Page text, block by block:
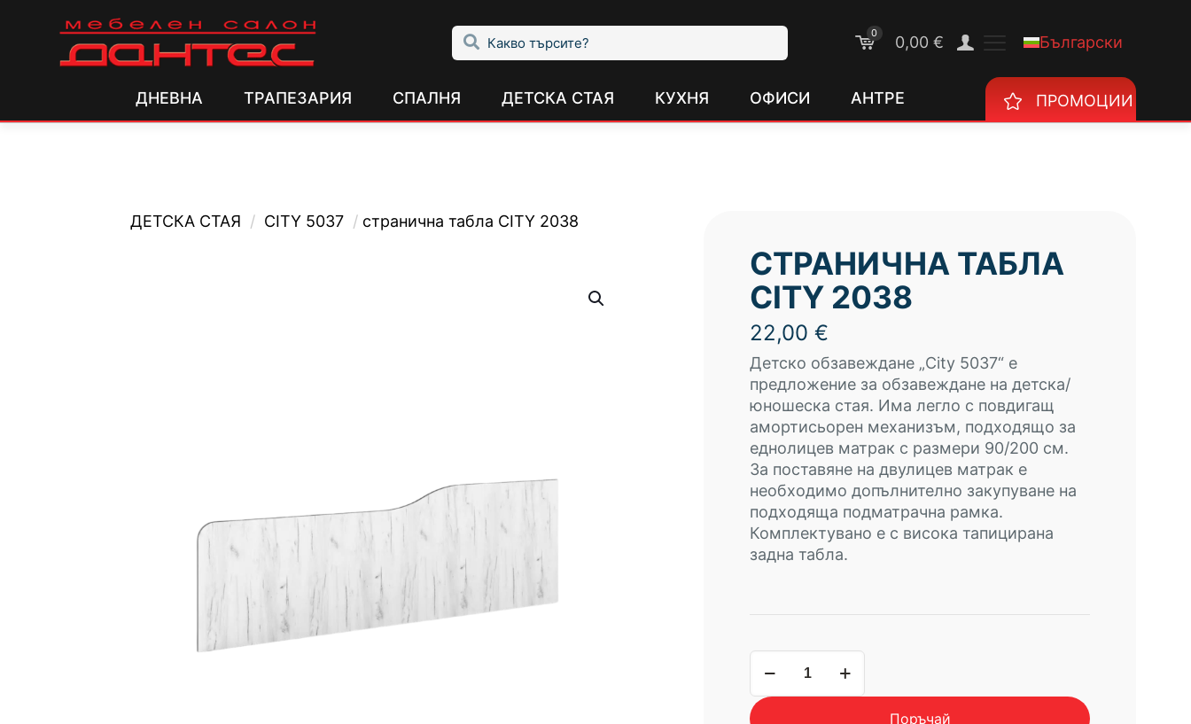
0 0,00 € Български
ДНЕВНА ТРАПЕЗАРИЯ СПАЛНЯ ДЕТСКА СТАЯ КУХНЯ ОФИСИ АНТРЕ ПРОМОЦИИ
ДЕТСКА СТАЯ / CITY 5037 / странична табла CITY 2038
СТРАНИЧНА ТАБЛА
CITY 2038
22,00 €
Детско обзавеждане „City 5037“ е
предложение за обзавеждане на детска/
юношеска стая. Има легло с повдигащ
амортисьорен механизъм, подходящо за
еднолицев матрак с размери 90/200 см.
За поставяне на двулицев матрак е
необходимо допълнително закупуване на
подходяща подматрачна рамка.
Комплектувано е с висока тапицирана
задна табла.
за
странична
Поръчай